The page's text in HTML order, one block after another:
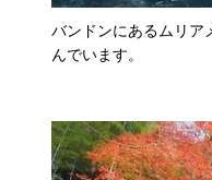
バンドンにあるムリア
んでいます。